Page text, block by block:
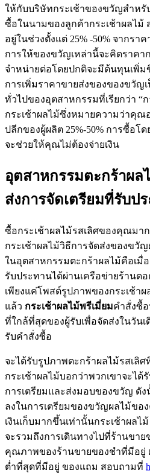
ให้กับบริษัทกระเช้าของขวัญสำห
ซื้อในนามของลูกค้ากระเช้าผลไม้
อยู่ในช่วงตั้งแต่ 25% -50% จากรา
การให้ของขวัญเหล่านี้จะคิดราคา
จำหน่ายต่อโดยปกติจะมีต้นทุนเพิ่ม
การเพิ่มราคาขายส่งของของขวัญ
ทั่วไปของอุตสาหกรรมที่เรียกว่า
กระเช้าผลไม้ซึ่งหมายความว่าคุณ
ปลีกของผู้ผลิต 25%-50% การซื้อโ
จะช่วยให้คุณไม่ต้องจ่ายเงิน
อุตสาหกรรมตะกร้าผล
ส่งการจัดเตรียมที่รับป
ซื้อกระเช้าผลไม้รสเลิศของคุณมา
กระเช้าผลไม้วิธีการจัดส่งของขวั
ในอุตสาหกรรมตะกร้าผลไม้คือเมื่
รับประทานได้ผ่านเครือข่ายร้านด
เพียงแค่โพสต์รูปภาพของกระเช้า
แล้ว กระเช้าผลไม้พรีเมี่ยมคำสั่งซื้
ที่ใกล้ที่สุดของผู้รับเพื่อจัดส่งในวัน
รับคำสั่งซื้อ
จะได้รับรูปภาพตะกร้าผลไม้รสเลิ
กระเช้าผลไม้บอกว่าพวกเขาจะได้
การเตรียมและส่งมอบของขวัญ ดัง
ลงในการเตรียมของขวัญผลไม้ขอ
เงินเก็บมากขึ้นเท่านั้นกระเช้าผลไ
จะรวมถึงการเดินทางไปที่ร้านขา
คุณภาพของร้านขายของชำที่มีอยู่
ต่ำที่สุดที่มีอยู่ ของแถม สอบถามที่